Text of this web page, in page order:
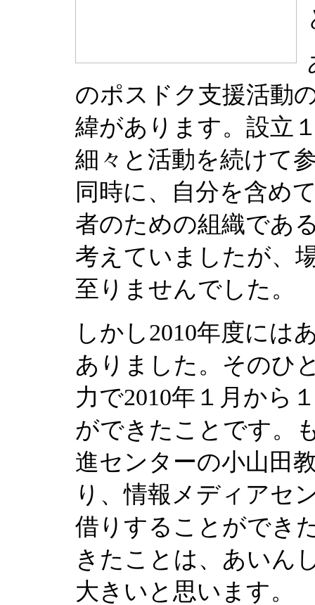
のポスドク支援活動
緯があります。設立
細々と活動を続けて
同時に、自分を含め
者のための組織であ
考えていましたが、
至りませんでした。
しかし2010年度には
ありました。そのひ
力で2010年１月から
ができたことです。
進センターの小山田
り、情報メディアセ
借りすることができ
きたことは、あいん
大きいと思います。